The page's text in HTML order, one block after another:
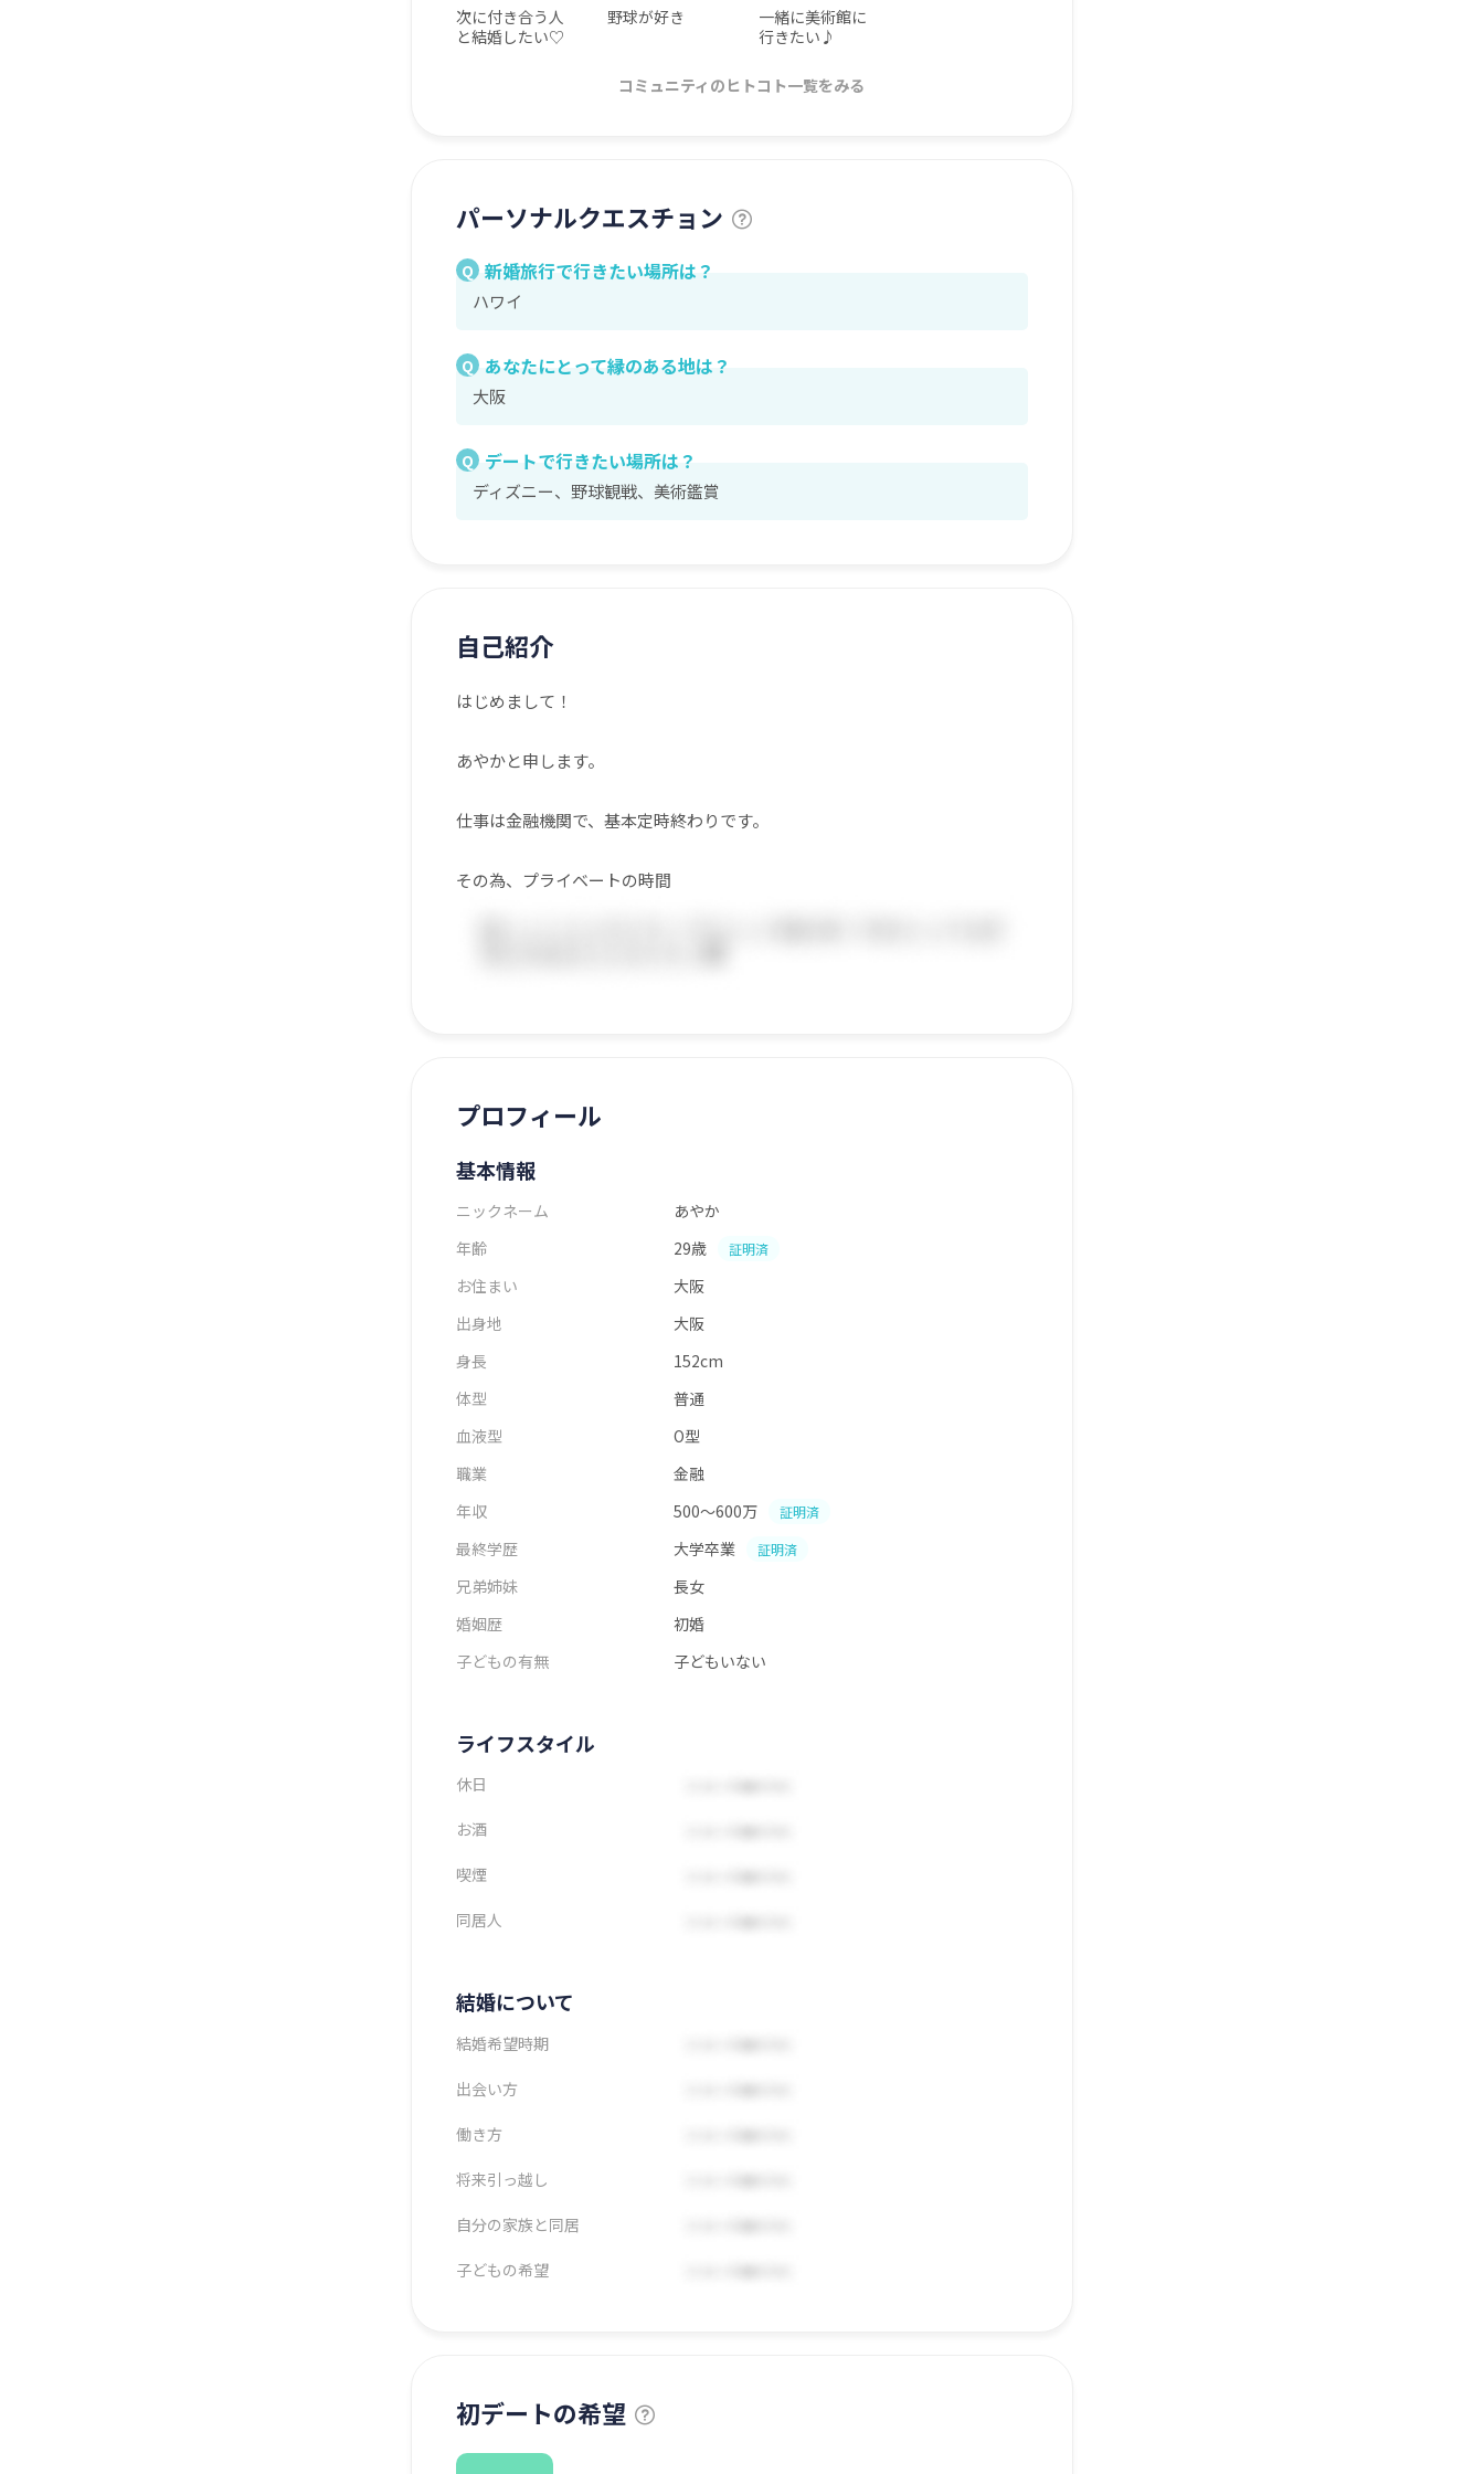
次に付き合う人
と結婚したい♡
野球が好き
一緒に美術館に
行きたい♪
コミュニティのヒトコト一覧をみる
パーソナルクエスチョン
Q 新婚旅行で行きたい場所は？
ハワイ
Q あなたにとって縁のある地は？
大阪
Q デートで行きたい場所は？
ディズニー、野球観戦、美術鑑賞
自己紹介
はじめまして！
あやかと申します。
仕事は金融機関で、基本定時終わりです。
その為、プライベートの時間
プロフィール
基本情報
ニックネーム
あやか
年齢
29歳 証明済
お住まい
大阪
出身地
大阪
身長
152cm
体型
普通
血液型
O型
職業
金融
年収
500～600万 証明済
最終学歴 大学卒業 証明済
兄弟姉妹
長女
婚姻歴
初婚
子どもの有無
子どもいない
ライフスタイル
休日
お酒
喫煙
同居人
結婚について
結婚希望時期
出会い方
働き方
将来引っ越し
自分の家族と同居
子どもの希望
初デートの希望